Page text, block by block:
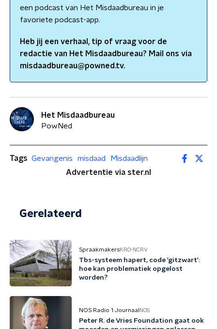
een podcast van Het Misdaadbureau in je
favoriete podcast-app.
Heb jij een verhaal, tip of vraag voor de
redactie van Het Misdaadbureau? Mail ons via
misdaadbureau@powned.tv.
Het Misdaadbureau
PowNed
Tags Gevangenis misdaad
Misdaadlijn
Advertentie via ster.nl
Gerelateerd
SpraakmakersKRO-NCRV
Tbs-systeem hapert, code 'gitzwart':
hoe kan problematiek opgelost
worden?
NOS Radio 1 Journaal NOS
Peter R. de Vries Foundation gaat ook